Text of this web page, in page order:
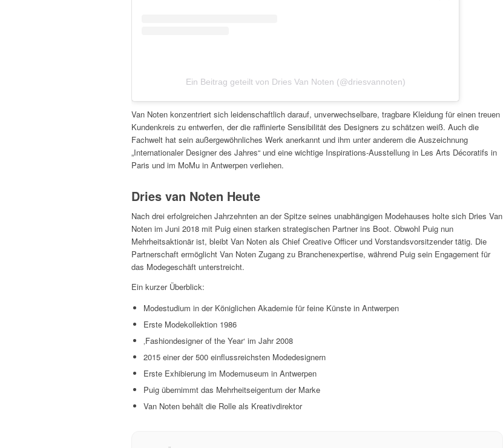
Ein Beitrag geteilt von Dries Van Noten (@driesvannoten)
Van Noten konzentriert sich leidenschaftlich darauf, unverwechselbare, tragbare Kleidung für einen treuen
Kundenkreis zu entwerfen, der die raffinierte Sensibilität des Designers zu schätzen weiß. Auch die
Fachwelt hat sein außergewöhnliches Werk anerkannt und ihm unter anderem die Auszeichnung
„Internationaler Designer des Jahres“ und eine wichtige Inspirations-Ausstellung in Les Arts Décoratifs in
Paris und im MoMu in Antwerpen verliehen.
Dries van Noten Heute
Nach drei erfolgreichen Jahrzehnten an der Spitze seines unabhängigen Modehauses holte sich Dries Van
Noten im Juni 2018 mit Puig einen starken strategischen Partner ins Boot. Obwohl Puig nun
Mehrheitsaktionär ist, bleibt Van Noten als Chief Creative Officer und Vorstandsvorsitzender tätig. Die
Partnerschaft ermöglicht Van Noten Zugang zu Branchenexpertise, während Puig sein Engagement für
das Modegeschäft unterstreicht.
Ein kurzer Überblick:
Modestudium in der Königlichen Akademie für feine Künste in Antwerpen
Erste Modekollektion 1986
‚Fashiondesigner of the Year‘ im Jahr 2008
2015 einer der 500 einflussreichsten Modedesignern
Erste Exhibierung im Modemuseum in Antwerpen
Puig übernimmt das Mehrheitseigentum der Marke
Van Noten behält die Rolle als Kreativdirektor